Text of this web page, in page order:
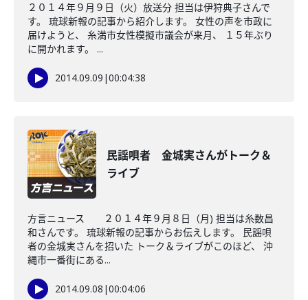
２０１４年９月９日（火）放送分 担当は伊狩典子さんで
す。 琉球新報の記事から紹介します。 女性の声を市政に
届けようと、 糸満市女性模擬市議会が来月、 １５年ぶり
に開かれます。 ...
2014.09.09 |00:04:38
民謡唄者 金城実さんがトーク＆
ライブ
方言ニュース ２０１４年９月８日（月) 担当は糸数昌
和さんです。 琉球新報の記事からお伝えします。 民謡唄
者の金城実さんを招いた トーク＆ライブがこのほど、 沖
縄市一番街にある...
2014.09.08 |00:04:06